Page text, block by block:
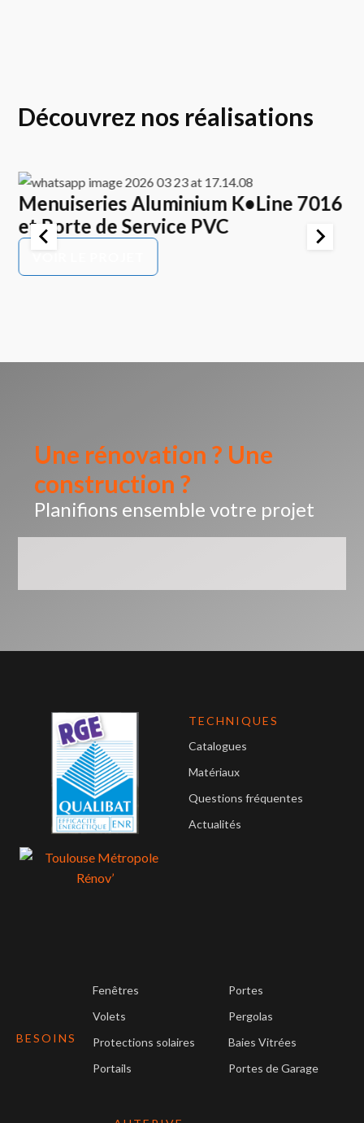
Découvrez nos réalisations
Menuiseries Aluminium K•Line 7016
et Porte de Service PVC
Une rénovation ? Une
construction ?
Planifions ensemble votre projet
TECHNIQUES
Catalogues
Matériaux
Questions fréquentes
Actualités
BESOINS
Fenêtres
Volets
Protections solaires
Portails
Portes
Pergolas
Baies Vitrées
Portes de Garage